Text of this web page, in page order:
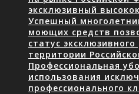
эксклюзивный
Успешный
моющих средств
статус
территории
Профессиональная
использования
профессионального